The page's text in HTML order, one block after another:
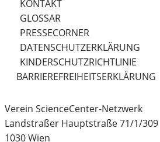
KONTAKT
GLOSSAR
PRESSECORNER
DATENSCHUTZERKLÄRUNG
KINDERSCHUTZRICHTLINIE
BARRIEREFREIHEITSERKLÄRUNG
Verein ScienceCenter-Netzwerk
Landstraßer Hauptstraße 71/1/309
1030 Wien